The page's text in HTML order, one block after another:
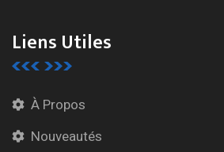
Liens Utiles
À Propos
Nouveautés